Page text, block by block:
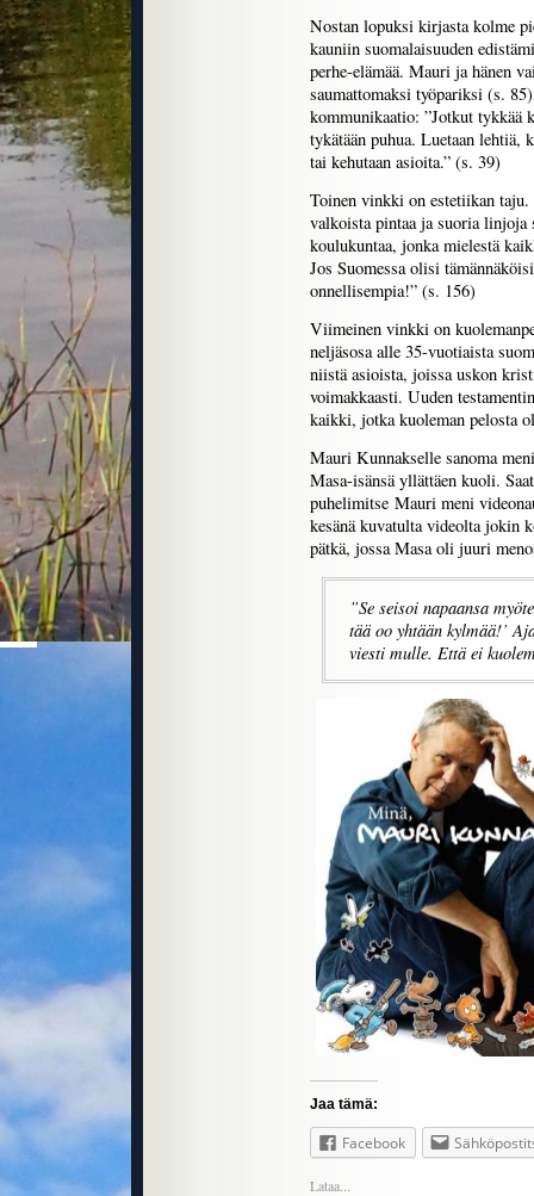
Nostan lopuksi kirjasta kolme
kauniin suomalaisuuden
perhe-elämää. Mauri ja hänen
saumattomaksi työpariksi (s.
kommunikaatio: ”Jotkut tykkää
tykätään puhua. Luetaan lehtiä,
tai kehutaan asioita.” (s. 39)
Toinen vinkki on estetiikan
valkoista pintaa ja suoria linjoja
koulukuntaa, jonka mielestä
Jos Suomessa olisi
onnellisempia!” (s. 156)
Viimeinen vinkki on
neljäsosa alle 35-vuotiaista
niistä asioista, joissa uskon
voimakkaasti. Uuden
kaikki, jotka kuoleman pelosta
Mauri Kunnakselle sanoma
Masa-isänsä yllättäen kuoli.
puhelimitse Mauri meni
kesänä kuvatulta videolta jokin
pätkä, jossa Masa oli juuri
”Se seisoi napaansa
tää oo yhtään kylmää!’
viesti mulle. Että ei
Jaa tämä:
Facebook
Lataa...